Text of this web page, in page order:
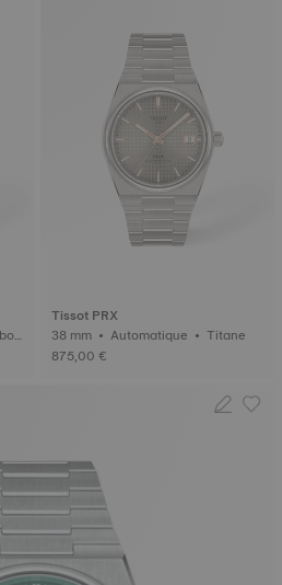
Tissot PRX
38 mm • Automatique • Titane
875,00 €